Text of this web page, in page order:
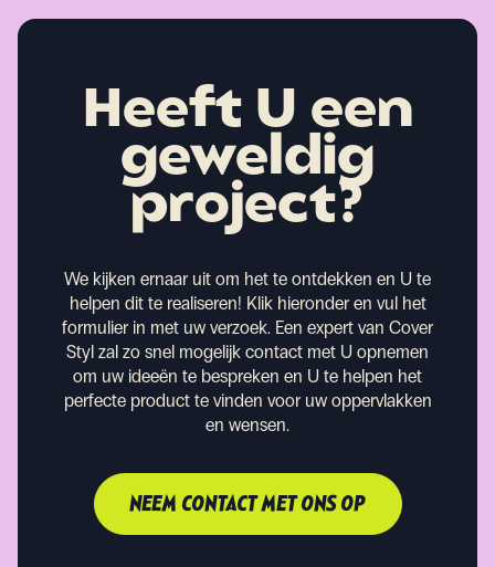
Heeft U een
geweldig
project?
We kijken ernaar uit om het te ontdekken en U te
helpen dit te realiseren! Klik hieronder en vul het
formulier in met uw verzoek. Een expert van Cover
Styl zal zo snel mogelijk contact met U opnemen
om uw ideeën te bespreken en U te helpen het
perfecte product te vinden voor uw oppervlakken
en wensen.
NEEM CONTACT MET ONS OP